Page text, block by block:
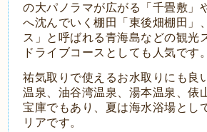
の大パノラマが広がる「千畳敷」
へ沈んでいく棚田「東後畑棚田」
ス」と呼ばれる青海島などの観光
ドライブコースとしても人気です。
祐気取りで使えるお水取りにも良
温泉、油谷湾温泉、湯本温泉、俵
宝庫でもあり、夏は海水浴場とし
リアです。